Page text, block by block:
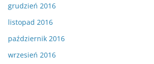
grudzień 2016
listopad 2016
październik 2016
wrzesień 2016